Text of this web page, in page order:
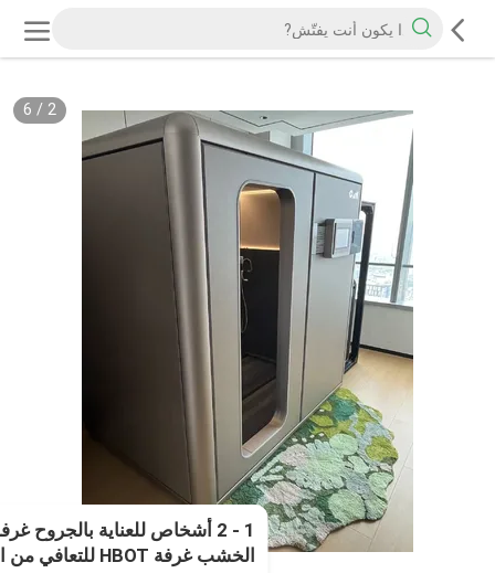
2
/
6
1 - 2 أشخاص للعناية بالجروح
الخشب غرفة HBOT للتعافي من الإصابات